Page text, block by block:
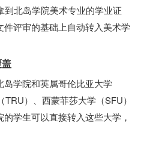
到北岛学院美术专业的学业证
评审的基础上自动转入美术学
岛学院和英属哥伦比亚大学
TRU）、西蒙菲莎大学（SFU）
学生可以直接转入这些大学，